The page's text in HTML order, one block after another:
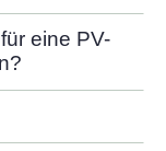
eine PV-